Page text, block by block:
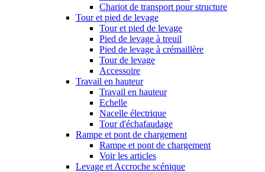
Chariot de transport pour structure
Tour et pied de levage
Tour et pied de levage
Pied de levage à treuil
Pied de levage à crémaillère
Tour de levage
Accessoire
Travail en hauteur
Travail en hauteur
Echelle
Nacelle électrique
Tour d'échafaudage
Rampe et pont de chargement
Rampe et pont de chargement
Voir les articles
Levage et Accroche scénique